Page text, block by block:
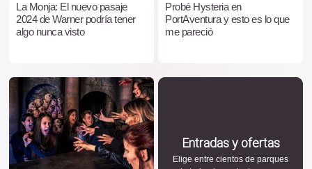
La Monja: El nuevo pasaje
2024 de Warner podría tener
algo nunca visto
Probé Hysteria en
PortAventura y esto es lo que
me pareció
Entradas y ofertas
Elige entre cientos de parques